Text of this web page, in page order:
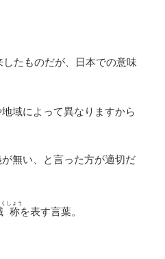
たものだが、日本での意味
域によって異なりますから
無い、と言った方が適切だ
称
くしょう
を表す言葉。